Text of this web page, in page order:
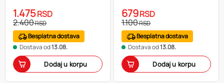
1.475RSD
2.400RSD
Besplatna dostava
Dostava od13.08.
Dodaj u korpu
679RSD
1.100RSD
Besplatna dostava
Dostava od13.08.
Dodaj u korpu